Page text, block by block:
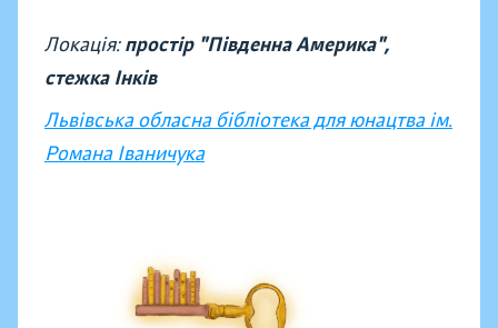
Локація:простір "Південна Америка",
стежка Інків
Львівська обласна бібліотека для юнацтва ім.
Романа Іваничука